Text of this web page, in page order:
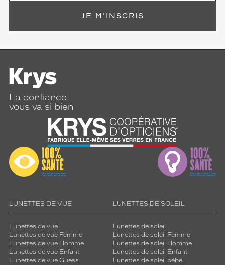
JE M'INSCRIS
La confiance
vous va si bien
LUNETTES DE VUE
Lunettes de vue
Lunettes de vue Femme
Lunettes de vue Homme
Lunettes de vue Enfant
Lunettes de vue Guess
LUNETTES DE SOLEIL
Lunettes de soleil
Lunettes de soleil Femme
Lunettes de soleil Homme
Lunettes de soleil Enfant
Lunettes de soleil bébé